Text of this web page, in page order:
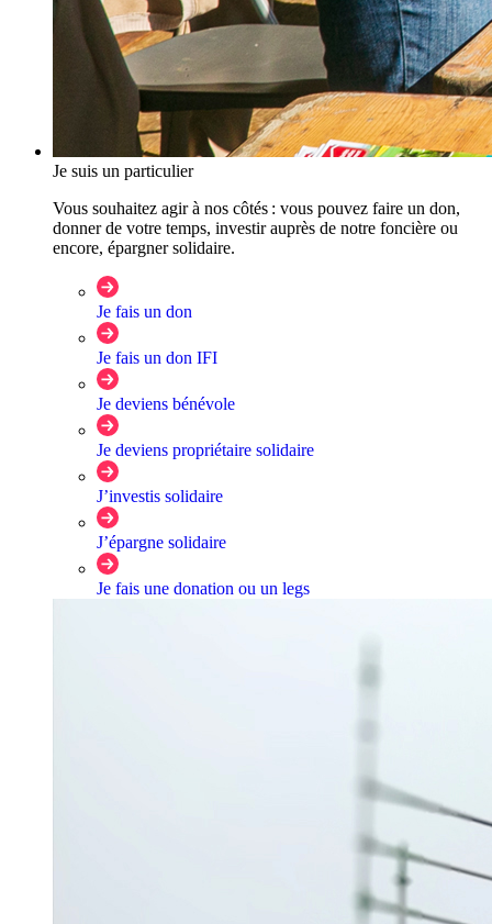
Je suis un particulier
Vous souhaitez agir à nos côtés : vous pouvez faire un don,
donner de votre temps, investir auprès de notre foncière ou
encore, épargner solidaire.
Je fais un don
Je fais un don IFI
Je deviens bénévole
Je deviens propriétaire solidaire
J’investis solidaire
J’épargne solidaire
Je fais une donation ou un legs